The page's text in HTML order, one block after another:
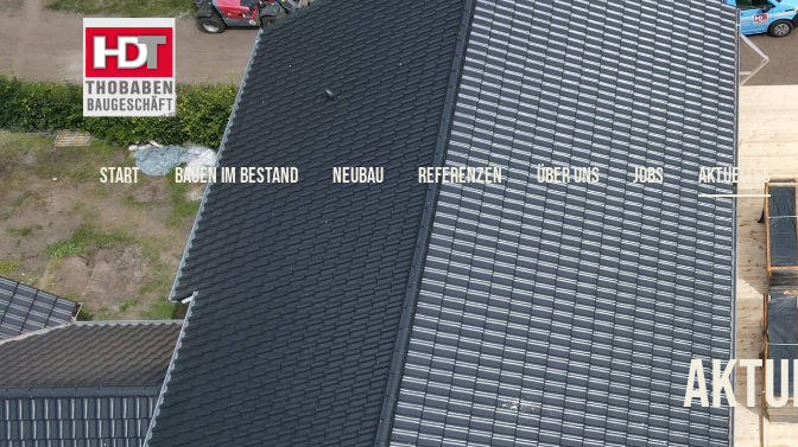
START BAUEN IM BESTAND NEUBAU REFERENZEN ÜBER UNS JOBS AKTUELLES